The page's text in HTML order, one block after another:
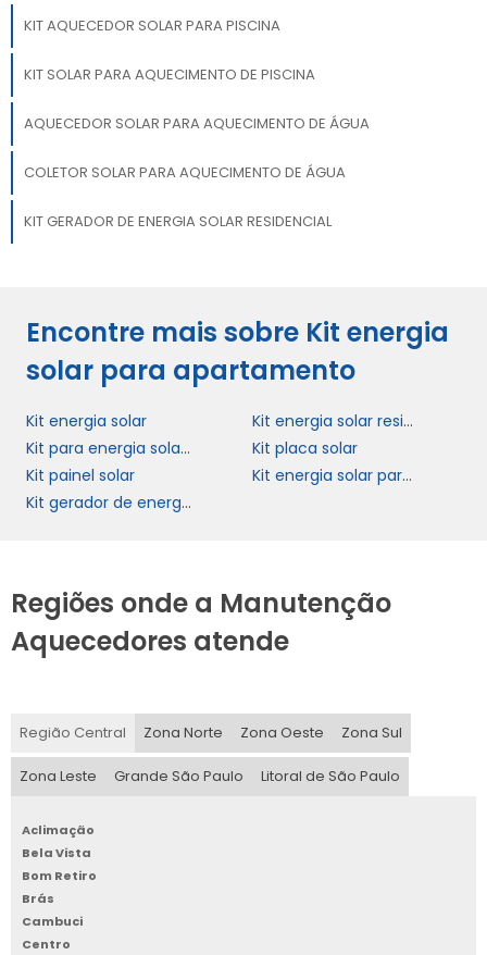
KIT AQUECEDOR SOLAR PARA PISCINA
KIT SOLAR PARA AQUECIMENTO DE PISCINA
AQUECEDOR SOLAR PARA AQUECIMENTO DE ÁGUA
COLETOR SOLAR PARA AQUECIMENTO DE ÁGUA
KIT GERADOR DE ENERGIA SOLAR RESIDENCIAL
Encontre mais sobre Kit energia
solar para apartamento
Kit energia solar
Kit energia solar residencial completo
Kit para energia solar residencial
Kit placa solar
Kit painel solar
Kit energia solar para apartamento
Kit gerador de energia solar residencial
Regiões onde a Manutenção
Aquecedores atende
Região Central Zona Norte Zona Oeste Zona Sul
Zona Leste Grande São Paulo Litoral de São Paulo
Aclimação
Bela Vista
Bom Retiro
Brás
Cambuci
Centro